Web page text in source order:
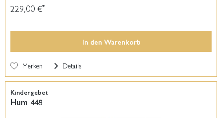
229,00 €*
In den Warenkorb
Merken Details
Kindergebet
Hum 448